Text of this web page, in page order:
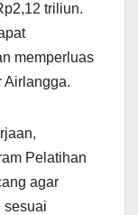
triliun.
memperluas
Airlangga.
Pelatihan
agar
sesuai